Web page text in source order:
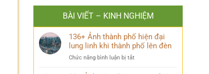
BÀI VIẾT – KINH NGHIỆM
136+ Ảnh thành phố hiện đại
lung linh khi thành phố lên đèn
Chức năng bình luận bị tắt